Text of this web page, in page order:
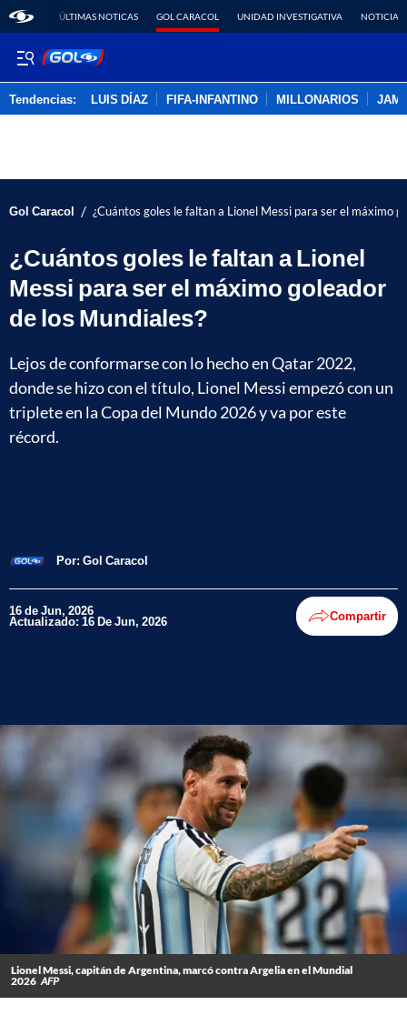
ÚLTIMAS NOTICAS GOL CARACOL UNIDAD INVESTIGATIVA NOTICIAS
Tendencias: LUIS DÍAZ FIFA-INFANTINO MILLONARIOS
Gol Caracol / ¿Cuántos goles le faltan a Lionel Messi para ser el máximo
¿Cuántos goles le faltan a Lionel
Messi para ser el máximo goleador
de los Mundiales?
Lejos de conformarse con lo hecho en Qatar 2022,
donde se hizo con el título, Lionel Messi empezó con un
triplete en la Copa del Mundo 2026 y va por este
récord.
Por: Gol Caracol
16 de Jun, 2026
Actualizado: 16 De Jun, 2026 Compartir
Lionel Messi, capitán de Argentina, marcó contra Argelia en el Mundial
2026 AFP